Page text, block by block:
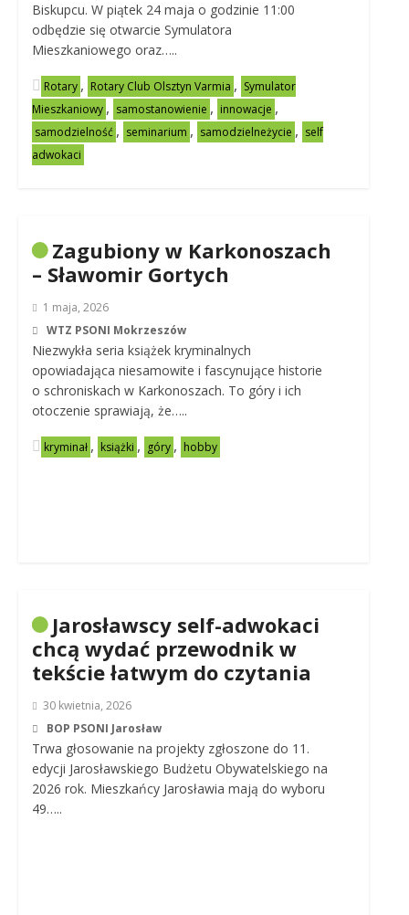
Biskupcu. W piątek 24 maja o godzinie 11:00
odbędzie się otwarcie Symulatora
Mieszkaniowego oraz…..
Rotary , Rotary Club Olsztyn Varmia , Symulator
Mieszkaniowy , samostanowienie , innowacje ,
samodzielność , seminarium , samodzielneżycie , self
adwokaci
Zagubiony w Karkonoszach
– Sławomir Gortych
1 maja, 2026
WTZ PSONI Mokrzeszów
Niezwykła seria książek kryminalnych
opowiadająca niesamowite i fascynujące historie
o schroniskach w Karkonoszach. To góry i ich
otoczenie sprawiają, że…..
kryminał , książki , góry , hobby
Jarosławscy self-adwokaci
chcą wydać przewodnik w
tekście łatwym do czytania
30 kwietnia, 2026
BOP PSONI Jarosław
Trwa głosowanie na projekty zgłoszone do 11.
edycji Jarosławskiego Budżetu Obywatelskiego na
2026 rok. Mieszkańcy Jarosławia mają do wyboru
49…..